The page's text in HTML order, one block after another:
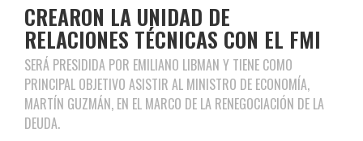
CREARON LA UNIDAD DE
RELACIONES TÉCNICAS CON EL FMI
SERÁ PRESIDIDA POR EMILIANO LIBMAN Y TIENE COMO
PRINCIPAL OBJETIVO ASISTIR AL MINISTRO DE ECONOMÍA,
MARTÍN GUZMÁN, EN EL MARCO DE LA RENEGOCIACIÓN DE LA
DEUDA.